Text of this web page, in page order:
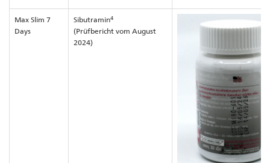
Max Slim 7
Days
Sibutramin4
(Prüfbericht vom August
2024)